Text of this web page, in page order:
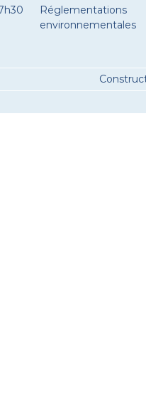
Réglementations
environnementales